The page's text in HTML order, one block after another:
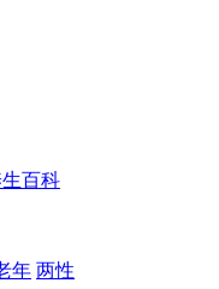
百科
年 两性